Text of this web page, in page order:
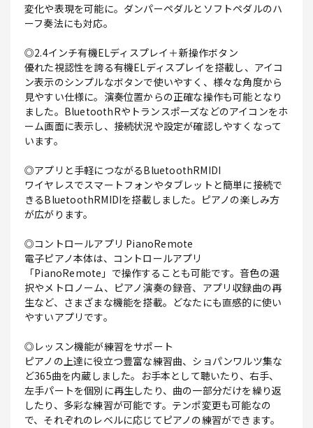
変化や表現を可能に。ダンパーペダルとソフトペダルのハ
ーフ奏法にも対応。
◎2.4インチ有機ELディスプレイ＋新操作ボタン
優れた視認性を誇る有機ELディスプレイを搭載し、アイコ
ン表示のシンプルなボタンで使いやすく、様々な角度から
見やすい仕様に。演奏位置からの正確な操作も可能となり
ました。BluetoothRやトランスポーズなどのアイコンをホ
ーム画面に表示し、接続状況や設定が確認しやすくなって
います。
◎アプリと手軽につながるBluetoothRMIDI
ワイヤレスでスマートフォンやタブレットと簡単に接続で
きるBluetoothRMIDIを搭載しました。ピアノの楽しみ方
が広がります。
◎コントロールアプリ PianoRemote
電子ピアノ本体は、コントロールアプリ
「PianoRemote」で操作することも可能です。音色の選
択やメトロノーム、ピアノ演奏の録音、アプリ収録曲の再
生など、さまざまな機能を搭載。どなたにも直感的に使い
やすいアプリです。
◎レッスン機能が練習をサポート
ピアノの上達に役立つ豊富な練習曲、ショパンワルツ集な
ど365曲を内蔵しました。お手本として聴いたり、右手、
左手パートを個別に再生したり、曲の一部分だけを繰り返
したり、多彩な練習が可能です。テンポ変更も可能なの
で、それぞれのレベルに応じてピアノの練習ができます。